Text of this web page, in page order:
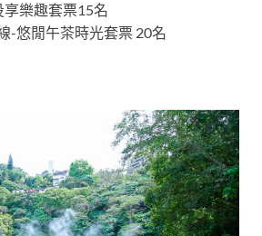
樂趣套票15名
-悠閒午茶時光套票 20名